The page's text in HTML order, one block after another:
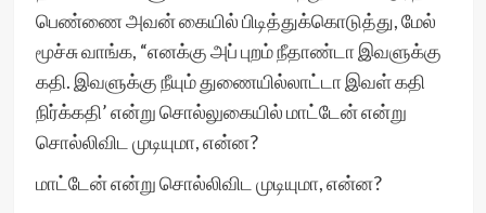
பெண்ணை அவன் கையில் பிடித்துக்கொடுத்து, மேல்
மூச்சு வாங்க, “எனக்கு அப் புறம் நீதாண்டா இவளுக்கு
கதி. இவளுக்கு நீயும் துணையில்லாட்டா இவள் கதி
நிர்க்கதி’ என்று சொல்லுகையில் மாட்டேன் என்று
சொல்லிவிட முடியுமா, என்ன?
மாட்டேன் என்று சொல்லிவிட முடியுமா, என்ன?